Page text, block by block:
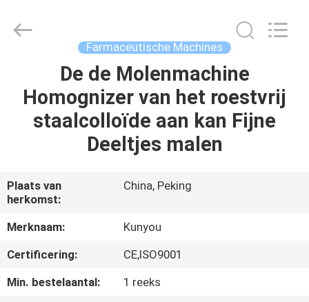
PRODUCTEN
OVER
ONS
FABRIEKSTOCHT
Pharmatech
Farmaceutische Machines
De de Molenmachine
Homognizer van het roestvrij
staalcolloïde aan kan Fijne
Deeltjes malen
Plaats van
herkomst:
China, Peking
Merknaam:
Kunyou
Certificering:
CE,ISO9001
Min. bestelaantal:
1 reeks